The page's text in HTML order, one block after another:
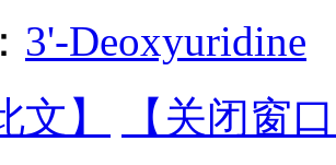
3'-Deoxyuridine
文】
【关闭窗